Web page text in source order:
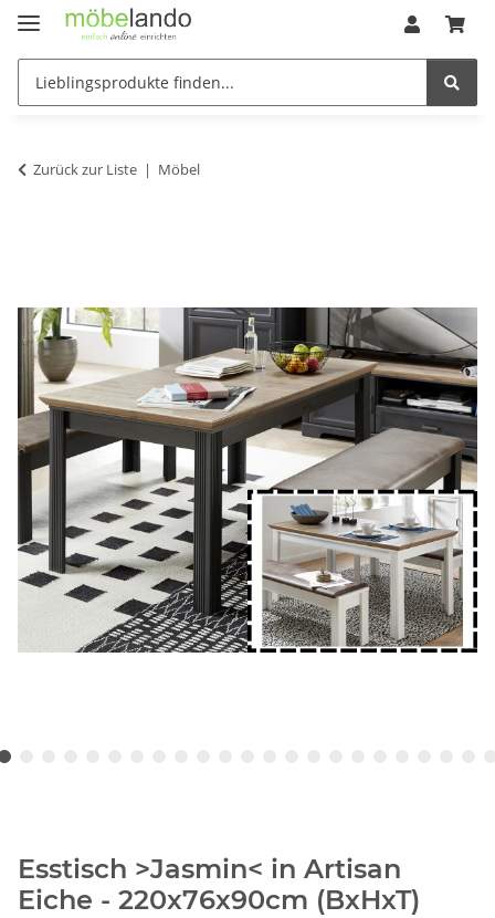
Zurück zur Liste Möbel
Esstisch >Jasmin< in Artisan
Eiche - 220x76x90cm (BxHxT)